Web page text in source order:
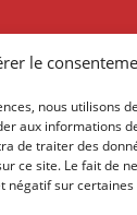
le
nous utilisons
aux informations
de traiter des
ce site. Le fait de
négatif sur